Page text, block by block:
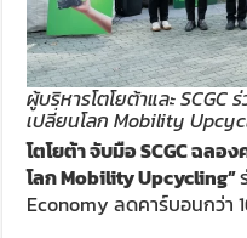
ผู้บริหารโตโยต้าและ SCGC
เปลี่ยนโลก Mobility
โตโยต้า จับมือ SCGC ฉลอ
โลก Mobility Upcycling”
Economy ลดคาร์บอนกว่า